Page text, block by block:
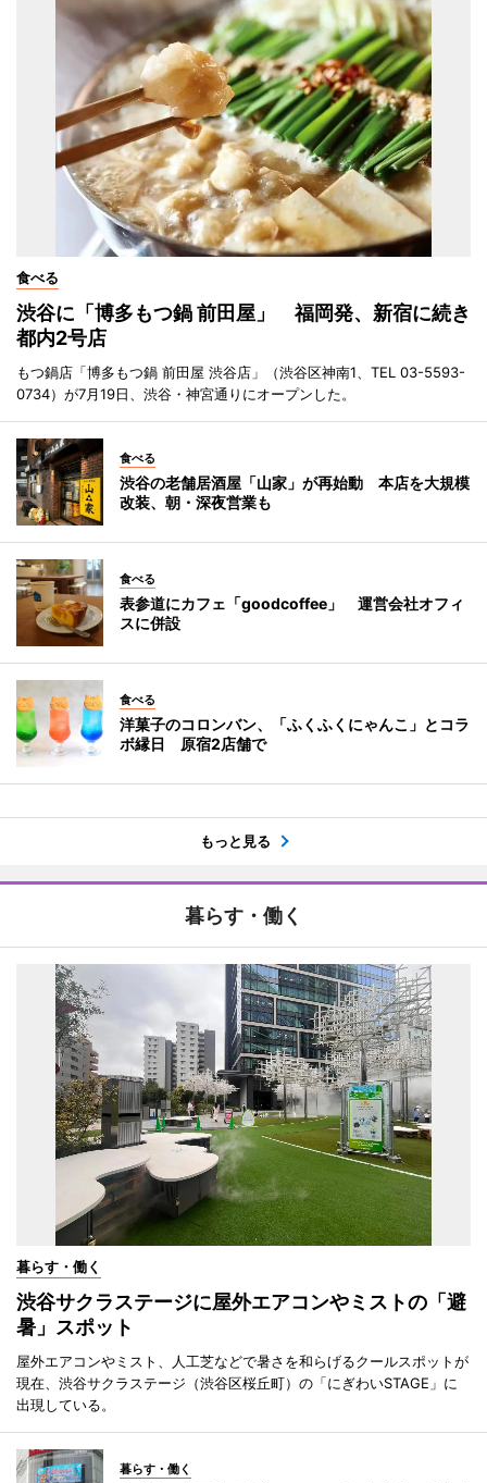
食べる
渋谷に「博多もつ鍋 前田屋」 福岡発、新宿に続き
都内2号店
もつ鍋店「博多もつ鍋 前田屋 渋谷店」（渋谷区神南1、TEL 03-5593-
0734）が7月19日、渋谷・神宮通りにオープンした。
食べる
渋谷の老舗居酒屋「山家」が再始動 本店を大規模
改装、朝・深夜営業も
食べる
表参道にカフェ「goodcoffee」 運営会社オフィ
スに併設
食べる
洋菓子のコロンバン、「ふくふくにゃんこ」とコラ
ボ縁日 原宿2店舗で
もっと見る
暮らす・働く
暮らす・働く
渋谷サクラステージに屋外エアコンやミストの「避
暑」スポット
屋外エアコンやミスト、人工芝などで暑さを和らげるクールスポットが
現在、渋谷サクラステージ（渋谷区桜丘町）の「にぎわいSTAGE」に
出現している。
暮らす・働く